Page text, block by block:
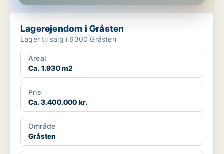
Lagerejendom i Gråsten
Lager til salg i 6300 Gråsten
Areal
Ca. 1.930 m2
Pris
Ca. 3.400.000 kr.
Område
Gråsten